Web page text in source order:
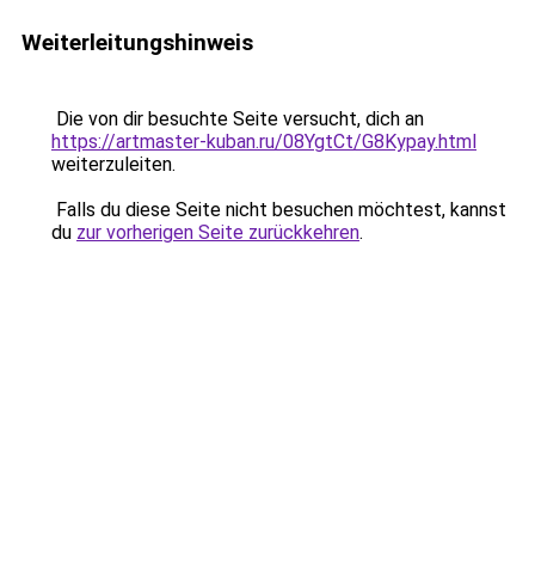
Weiterleitungshinweis
Die von dir besuchte Seite versucht, dich an
https://artmaster-kuban.ru/08YgtCt/G8Kypay.html
weiterzuleiten.
Falls du diese Seite nicht besuchen möchtest, kannst
du zur vorherigen Seite zurückkehren.